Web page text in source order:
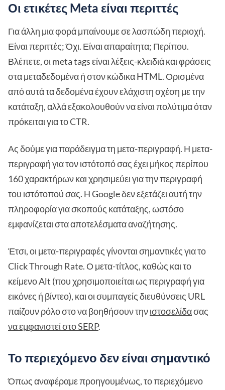
Οι ετικέτες Meta είναι περιττές
Για άλλη μια φορά μπαίνουμε σε λασπώδη περιοχή.
Είναι περιττές; Όχι. Είναι απαραίτητα; Περίπου.
Βλέπετε, οι meta tags είναι λέξεις-κλειδιά και φράσεις
στα μεταδεδομένα ή στον κώδικα HTML. Ορισμένα
από αυτά τα δεδομένα έχουν ελάχιστη σχέση με την
κατάταξη, αλλά εξακολουθούν να είναι πολύτιμα όταν
πρόκειται για το CTR.
Ας δούμε για παράδειγμα τη μετα-περιγραφή. Η μετα-
περιγραφή για τον ιστότοπό σας έχει μήκος περίπου
160 χαρακτήρων και χρησιμεύει για την περιγραφή
του ιστότοπού σας. Η Google δεν εξετάζει αυτή την
πληροφορία για σκοπούς κατάταξης, ωστόσο
εμφανίζεται στα αποτελέσματα αναζήτησης.
Έτσι, οι μετα-περιγραφές γίνονται σημαντικές για το
Click Through Rate. Ο μετα-τίτλος, καθώς και το
κείμενο Alt (που χρησιμοποιείται ως περιγραφή για
εικόνες ή βίντεο), και οι συμπαγείς διευθύνσεις URL
παίζουν ρόλο στο να βοηθήσουν τηνιστοσελίδασας
να εμφανιστεί στο SERP.
Το περιεχόμενο δεν είναι σημαντικό
Όπως αναφέραμε προηγουμένως, το περιεχόμενο